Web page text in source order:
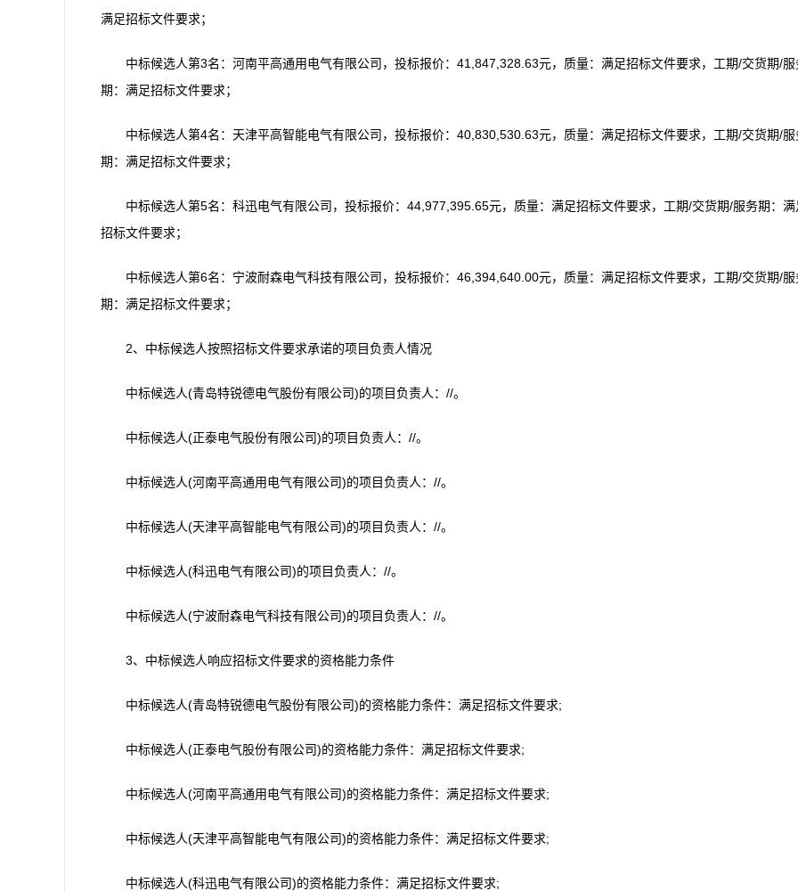
满足招标文件要求；
中标候选人第3名：河南平高通用电气有限公司，投标报价：41,847,328.63元，质量：满足招标文件要求，工期/交货期/服
期：满足招标文件要求；
中标候选人第4名：天津平高智能电气有限公司，投标报价：40,830,530.63元，质量：满足招标文件要求，工期/交货期/服
期：满足招标文件要求；
中标候选人第5名：科迅电气有限公司，投标报价：44,977,395.65元，质量：满足招标文件要求，工期/交货期/服务期：满
招标文件要求；
中标候选人第6名：宁波耐森电气科技有限公司，投标报价：46,394,640.00元，质量：满足招标文件要求，工期/交货期/服
期：满足招标文件要求；
2、中标候选人按照招标文件要求承诺的项目负责人情况
中标候选人(青岛特锐德电气股份有限公司)的项目负责人：//。
中标候选人(正泰电气股份有限公司)的项目负责人：//。
中标候选人(河南平高通用电气有限公司)的项目负责人：//。
中标候选人(天津平高智能电气有限公司)的项目负责人：//。
中标候选人(科迅电气有限公司)的项目负责人：//。
中标候选人(宁波耐森电气科技有限公司)的项目负责人：//。
3、中标候选人响应招标文件要求的资格能力条件
中标候选人(青岛特锐德电气股份有限公司)的资格能力条件：满足招标文件要求;
中标候选人(正泰电气股份有限公司)的资格能力条件：满足招标文件要求;
中标候选人(河南平高通用电气有限公司)的资格能力条件：满足招标文件要求;
中标候选人(天津平高智能电气有限公司)的资格能力条件：满足招标文件要求;
中标候选人(科迅电气有限公司)的资格能力条件：满足招标文件要求;